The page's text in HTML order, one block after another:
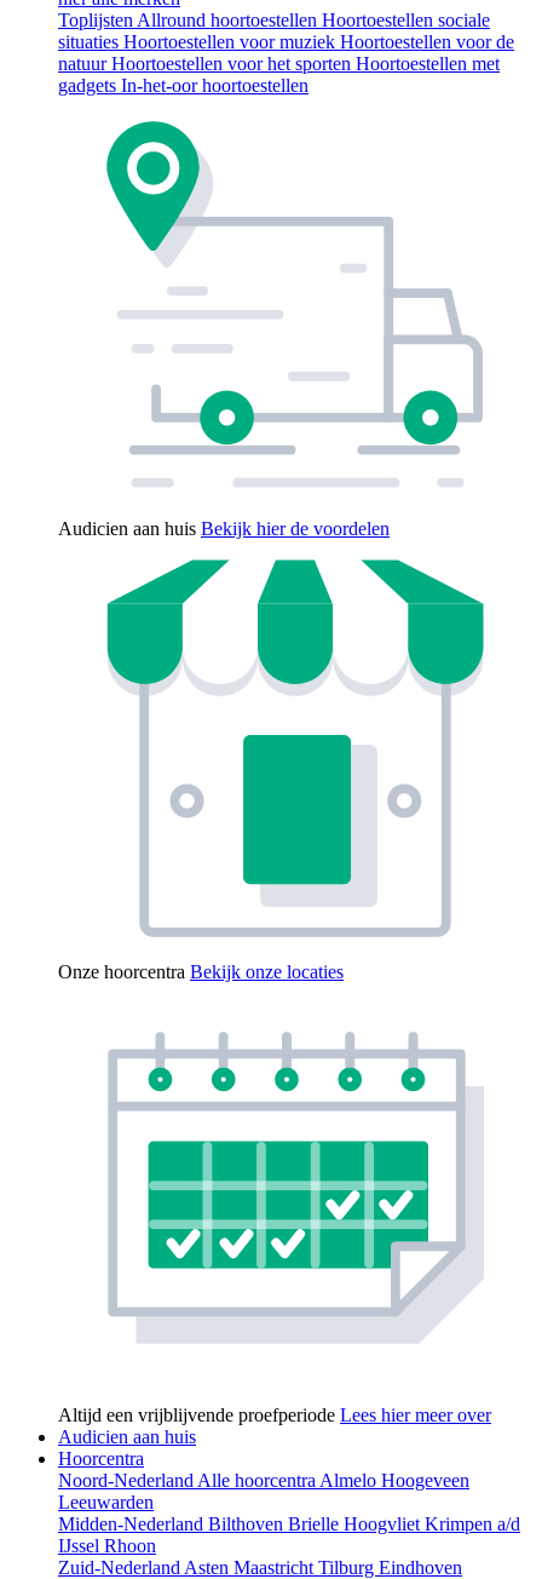
Toplijsten Allround hoortoestellen Hoortoestellen sociale
situaties Hoortoestellen voor muziek Hoortoestellen voor de
natuurHoortoestellen voor het sporten Hoortoestellen met
gadgets In-het-oor hoortoestellen
Audicien aan huis Bekijk hier de voordelen
Onze hoorcentra Bekijk onze locaties
Altijd een vrijblijvende proefperiode Lees hier meer over
Audicien aan huis
Hoorcentra
Noord-Nederland Alle hoorcentra Almelo Hoogeveen
Leeuwarden
Midden-Nederland Bilthoven Brielle Hoogvliet Krimpen a/d
IJssel Rhoon
Zuid-Nederland Asten Maastricht Tilburg Eindhoven